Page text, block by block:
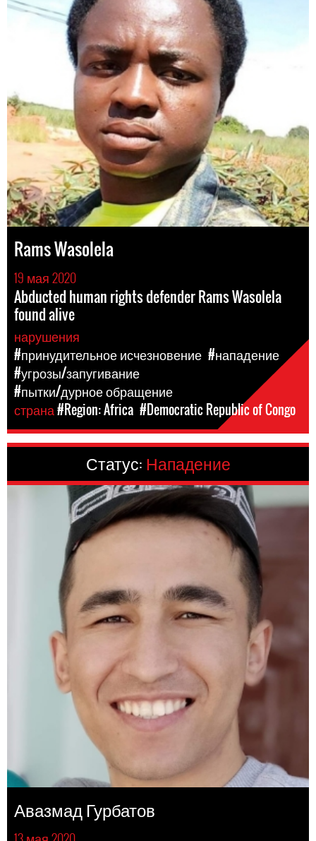
Rams Wasolela
19 мая 2020
Abducted human rights defender Rams Wasolela
found alive
нарушения
#принудительное исчезновение #нападение
#угрозы/запугивание
#пытки/дурное обращение
страна#Region: Africa #Democratic Republic of Congo
Статус: Нападение
Авазмад Гурбатов